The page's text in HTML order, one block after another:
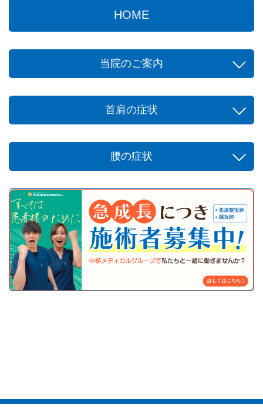
HOME
当院のご案内
首肩の症状
腰の症状